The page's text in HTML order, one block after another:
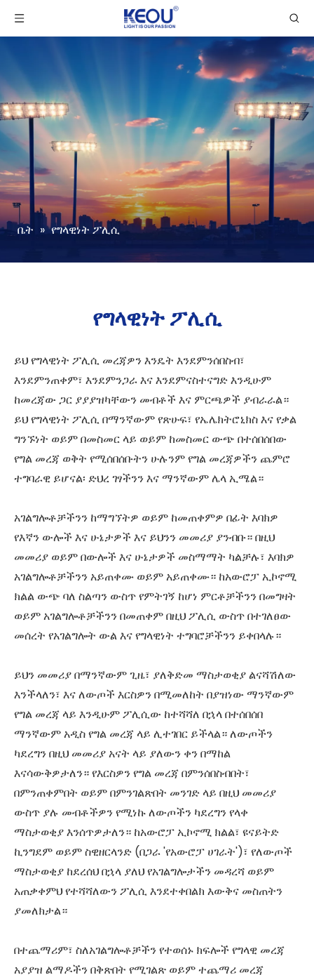
ቤት » የግላዊነት ፖሊሲ
የግላዊነት ፖሊሲ
ይህ የግላዊነት ፖሊሲ መረጃዎን እንዴት እንደምንሰበስብ፣
እንደምንጠቀም፣ እንደምንጋራ እና እንደምናስተናግድ እንዲሁም
ከመረጃው ጋር ያያያዝካቸውን መብቶች እና ምርጫዎች ያብራራል።
ይህ የግላዊነት ፖሊሲ በማንኛውም የጽሁፍ፣ የኤሌክትሮኒክስ እና የቃል
ግንኙነት ወይም በመስመር ላይ ወይም ከመስመር ውጭ በተሰበሰበው
የግል መረጃ ወቅት የሚሰበሰቡትን ሁሉንም የግል መረጃዎችን ጨምሮ
ተግባራዊ ይሆናል፡ ድህረ ገፃችንን እና ማንኛውም ሌላ ኢሜል።
አገልግሎቶቻችንን ከማግኘትዎ ወይም ከመጠቀምዎ በፊት እባክዎ
የእኛን ውሎች እና ሁኔታዎች እና ይህንን መመሪያ ያንብቡ። በዚህ
መመሪያ ወይም በውሎች እና ሁኔታዎች መስማማት ካልቻሉ፣ እባክዎ
አገልግሎቶቻችንን አይጠቀሙ ወይም አይጠቀሙ። ከአውሮፓ ኢኮኖሚ
ክልል ውጭ ባለ ስልጣን ውስጥ የምትገኝ ከሆነ ምርቶቻችንን በመግዛት
ወይም አገልግሎቶቻችንን በመጠቀም በዚህ ፖሊሲ ውስጥ በተገለፀው
መሰረት የአገልግሎት ውል እና የግላዊነት ተግባሮቻችንን ይቀበላሉ።
ይህን መመሪያ በማንኛውም ጊዜ፣ ያለቅድመ ማስታወቂያ ልናሻሽለው
እንችላለን፣ እና ለውጦች እርስዎን በሚመለከት በያዝነው ማንኛውም
የግል መረጃ ላይ እንዲሁም ፖሊሲው ከተሻሻለ በኋላ በተሰበሰበ
ማንኛውም አዲስ የግል መረጃ ላይ ሊተገበር ይችላል። ለውጦችን
ካደረግን በዚህ መመሪያ አናት ላይ ያለውን ቀን በማከል
እናሳውቅዎታለን። የእርስዎን የግል መረጃ በምንሰበስብበት፣
በምንጠቀምበት ወይም በምንገልጽበት መንገድ ላይ በዚህ መመሪያ
ውስጥ ያሉ መብቶችዎን የሚነኩ ለውጦችን ካደረግን የላቀ
ማስታወቂያ እንሰጥዎታለን። ከአውሮፓ ኢኮኖሚ ክልል፣ ዩናይትድ
ኪንግደም ወይም ስዊዘርላንድ (በጋራ 'የአውሮፓ ሀገራት')፣ የለውጦች
ማስታወቂያ ከደረሰህ በኋላ ያለህ የአገልግሎታችን መዳረሻ ወይም
አጠቃቀምህ የተሻሻለውን ፖሊሲ እንደተቀበልክ እውቅና መስጠትን
ያመለክታል።
በተጨማሪም፣ ስለአገልግሎቶቻችን የተወሰኑ ክፍሎች የግላዊ መረጃ
አያያዝ ልማዶችን በቅጽበት የሚገልጽ ወይም ተጨማሪ መረጃ